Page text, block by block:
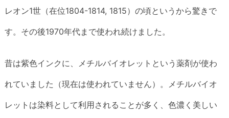
レオン1世（在位1804-1814, 1815）の頃というから驚きで
す。その後1970年代まで使われ続けました。
昔は紫色インクに、メチルバイオレットという薬剤が使わ
れていました（現在は使われていません）。メチルバイオ
レットは染料として利用されることが多く、色濃く美しい